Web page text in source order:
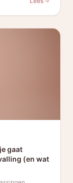
gaat
(en wat